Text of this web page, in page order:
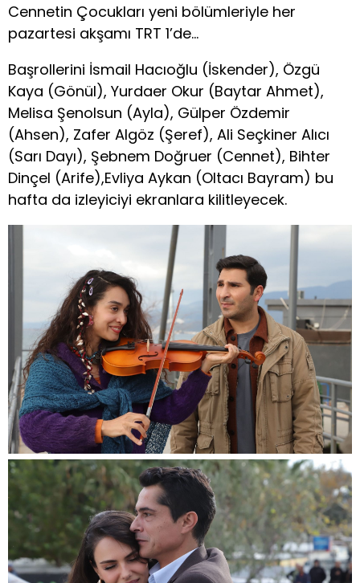
Cennetin Çocukları yeni bölümleriyle her
pazartesi akşamı TRT 1’de…
Başrollerini İsmail Hacıoğlu (İskender), Özgü
Kaya (Gönül), Yurdaer Okur (Baytar Ahmet),
Melisa Şenolsun (Ayla), Gülper Özdemir
(Ahsen), Zafer Algöz (Şeref), Ali Seçkiner Alıcı
(Sarı Dayı), Şebnem Doğruer (Cennet), Bihter
Dinçel (Arife),Evliya Aykan (Oltacı Bayram) bu
hafta da izleyiciyi ekranlara kilitleyecek.